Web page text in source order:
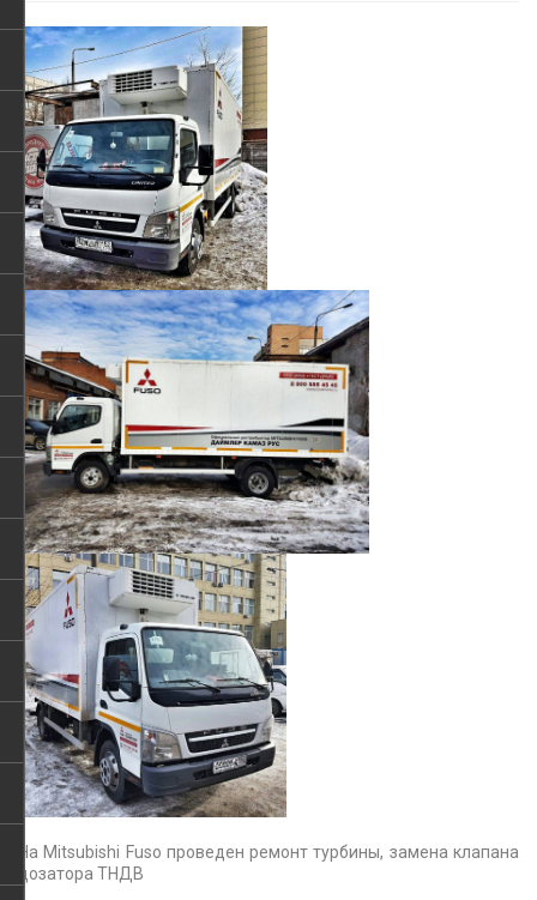
На Mitsubishi Fuso проведен ремонт турбины, замена клапана
дозатора ТНДВ